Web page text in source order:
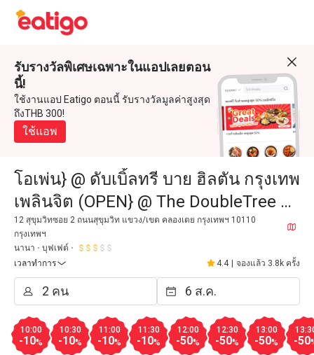
รับรางวัลพิเศษเฉพาะในแอปเลยตอน
นี้!
ใช้งานแอป Eatigo ตอนนี้ รับรางวัลมูลค่าสูงสุด
ถึงTHB 300!
ใช้แอพ
โอเพ่น} @ ดับเบิ้ลทรี บาย ฮิลตัน กรุงเทพ
เพลินจิต (OPEN} @ The DoubleTree by
Hilton Bangkok Ploenchit)
12 สุขุมวิทซอย 2 ถนนสุขุมวิท แขวง/เขต คลองเตย กรุงเทพฯ 10110
กรุงเทพฯ
นานา
บุฟเฟต์
เวลาทำการ
4.4 จองแล้ว 3.8k ครั้ง
10:00
-10%
10:30
-10%
11:00
-10%
11:30
-10%
12:00
-50%
12:30
-50%
13:00
-50% -50